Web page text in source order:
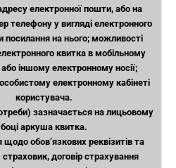
електронної пошти, або на
телефону у вигляді електронного
посилання на нього; можливості
квитка в мобільному
іншому електронному носії;
електронному кабінеті
користувача.
зазначається на лицьовому
боці аркуша квитка.
обов’язкових реквізитів та
договір страхування